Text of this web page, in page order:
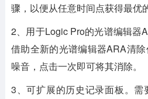
骤，以便从任意时间点获得最优
2、用于Logic Pro的光谱编辑器
借助全新的光谱编辑器ARA清
噪音，点击一次即可将其消除。
3、可扩展的历史记录面板。